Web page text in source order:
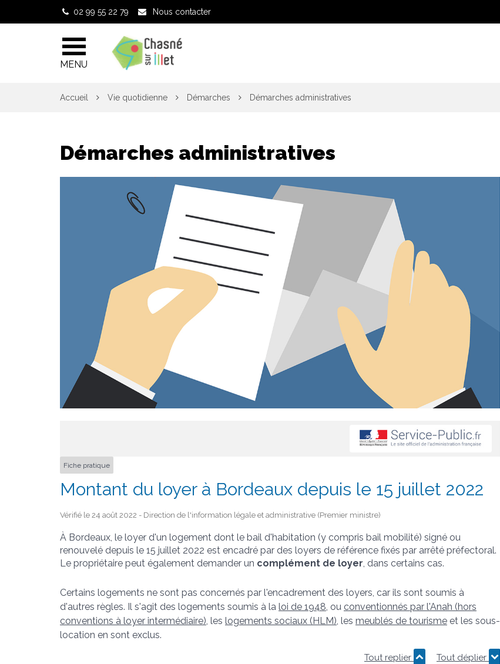
02 99 55 22 79 Nous contacter
MENU
Accueil Vie quotidienne Démarches Démarches administratives
Démarches administratives
Fiche pratique
Montant du loyer à Bordeaux depuis le 15 juillet 2022
Vérifié le 24 août 2022 - Direction de l'information légale et administrative (Premier ministre)
À Bordeaux, le loyer d'un logement dont le bail d'habitation (y compris bail mobilité) signé ou
renouvelé depuis le 15 juillet 2022 est encadré par des loyers de référence fixés par arrêté préfectoral.
Le propriétaire peut également demander un complément de loyer, dans certains cas.
Certains logements ne sont pas concernés par l'encadrement des loyers, car ils sont soumis à
d'autres règles. Il s'agit des logements soumis à la loi de 1948, ou conventionnés par l'Anah (hors
conventions à loyer intermédiaire), les logements sociaux (HLM), les meublés de tourisme et les sous-
location en sont exclus.
Tout replier Tout déplier